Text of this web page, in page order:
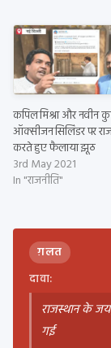
कपिल मिश्रा और नवीन
ऑक्सीजन सिलिंडर पर
करते हुए फैलाया झूठ
3rd May 2021
In "राजनीति"
ग़लत
दावा:
राजस्थान के
गई